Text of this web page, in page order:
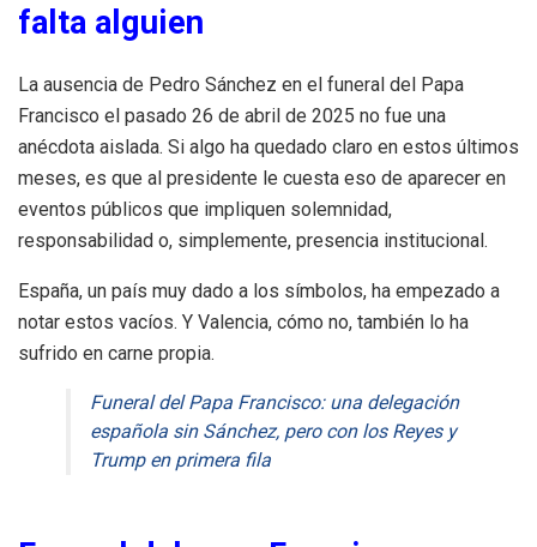
falta alguien
La ausencia de Pedro Sánchez en el funeral del Papa
Francisco el pasado 26 de abril de 2025 no fue una
anécdota aislada. Si algo ha quedado claro en estos últimos
meses, es que al presidente le cuesta eso de aparecer en
eventos públicos que impliquen solemnidad,
responsabilidad o, simplemente, presencia institucional.
España, un país muy dado a los símbolos, ha empezado a
notar estos vacíos. Y Valencia, cómo no, también lo ha
sufrido en carne propia.
Funeral del Papa Francisco: una delegación
española sin Sánchez, pero con los Reyes y
Trump en primera fila